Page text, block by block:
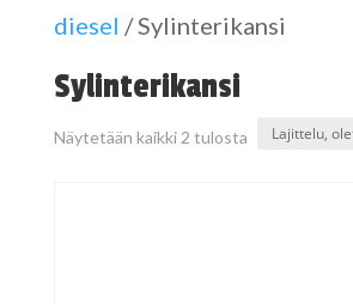
diesel / Sylinterikansi
Sylinterikansi
Näytetään kaikki 2 tulosta